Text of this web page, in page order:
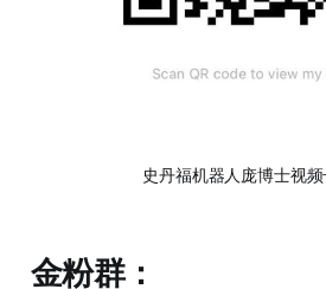
史丹福机器人庞博士视
金粉群：